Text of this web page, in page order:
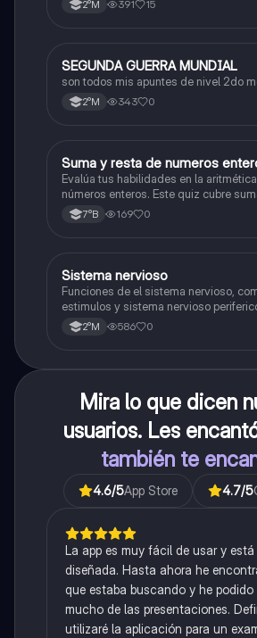
2°M 391 15
Historia
SEGUNDA GUERRA MUNDIAL
son todos mis apuntes de nivel 2do
2°M 343 0
SMatemáticas
Suma y resta de numeros
Evalúa tus habilidades en la
números enteros. Este quiz cubre
números positivos y negativos.
7°B 169 0
SBiología
Sistema nervioso
Funciones de el sistema nervioso,
estimulos y sistema nervioso
2°M 586 0
Mira lo que dicen
usuarios. Les
también te
4.6/5App Store 4.7/5
La app es muy fácil de usar y está
diseñada. Hasta ahora he
que estaba buscando y he podido
mucho de las presentaciones.
utilizaré la aplicación para un